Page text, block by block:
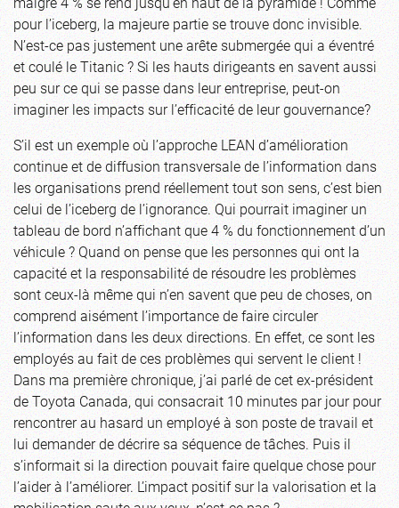
pour l’iceberg, la majeure partie se trouve donc invisible.
N’est-ce pas justement une arête submergée qui a éventré
et coulé le Titanic ? Si les hauts dirigeants en savent aussi
peu sur ce qui se passe dans leur entreprise, peut-on
imaginer les impacts sur l’efficacité de leur gouvernance?
S’il est un exemple où l’approche LEAN d’amélioration
continue et de diffusion transversale de l’information dans
les organisations prend réellement tout son sens, c’est bien
celui de l’iceberg de l’ignorance. Qui pourrait imaginer un
tableau de bord n’affichant que 4 % du fonctionnement d’un
véhicule ? Quand on pense que les personnes qui ont la
capacité et la responsabilité de résoudre les problèmes
sont ceux-là même qui n’en savent que peu de choses, on
comprend aisément l’importance de faire circuler
l’information dans les deux directions. En effet, ce sont les
employés au fait de ces problèmes qui servent le client !
Dans ma première chronique, j’ai parlé de cet ex-président
de Toyota Canada, qui consacrait 10 minutes par jour pour
rencontrer au hasard un employé à son poste de travail et
lui demander de décrire sa séquence de tâches. Puis il
s’informait si la direction pouvait faire quelque chose pour
l’aider à l’améliorer. L’impact positif sur la valorisation et la